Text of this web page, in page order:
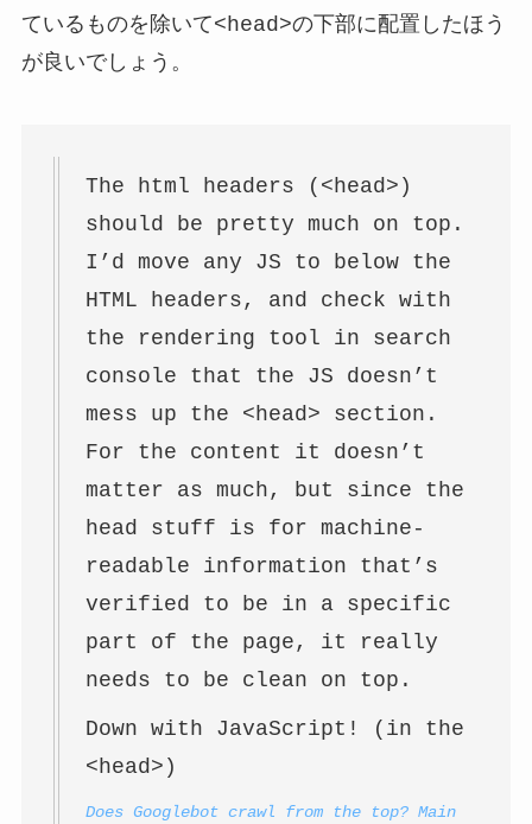
ているものを除いて<head>の下部に配置したほう
が良いでしょう。
The html headers (<head>)
should be pretty much on top.
I’d move any JS to below the
HTML headers, and check with
the rendering tool in search
console that the JS doesn’t
mess up the <head> section.
For the content it doesn’t
matter as much, but since the
head stuff is for machine-
readable information that’s
verified to be in a specific
part of the page, it really
needs to be clean on top.
Down with JavaScript! (in the
<head>)
Does Googlebot crawl from the top? Main